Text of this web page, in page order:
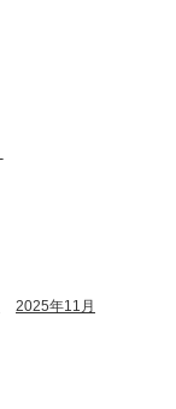
2025年11月